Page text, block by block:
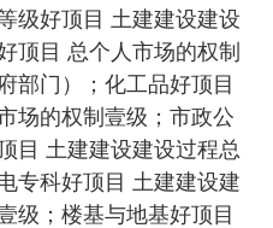
级好顶目 土建建设建设
顶目 总个人市场的权制
部门）；化工品好顶目
场的权制壹级；市政公
目 土建建设建设过程总
专科好顶目 土建建设建
级；楼基与地基好顶目